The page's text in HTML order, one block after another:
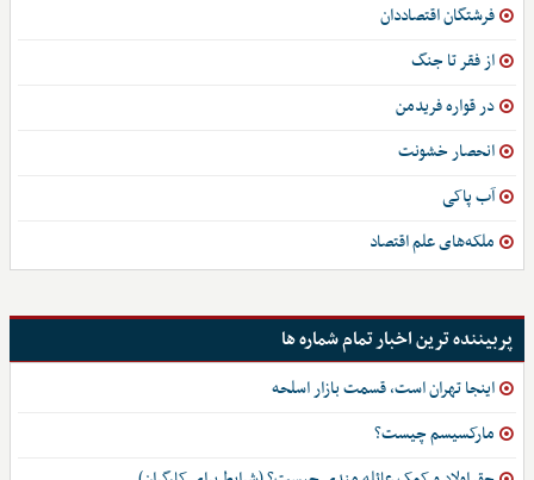
فرشتگان اقتصاددان
از فقر تا جنگ
در قواره فریدمن
انحصار خشونت
آب پاکی
ملکه‌های علم اقتصاد
پربیننده ترین اخبار تمام شماره ها
اینجا تهران است، قسمت بازار اسلحه
مارکسیسم چیست؟